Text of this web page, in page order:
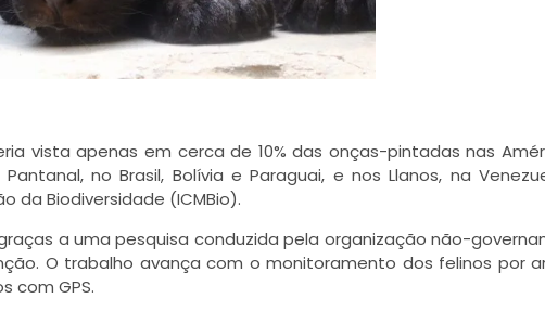
vista apenas em cerca de 10% das onças-pintadas nas
no Brasil, Bolívia e Paraguai, e nos Llanos, na
da Biodiversidade (ICMBio).
a uma pesquisa conduzida pela organização não-
O trabalho avança com o monitoramento dos felinos por
com GPS.